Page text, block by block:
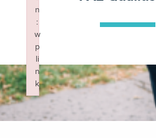
n
:
w
p
li
n
k
Failed to initialize plugin: wplink